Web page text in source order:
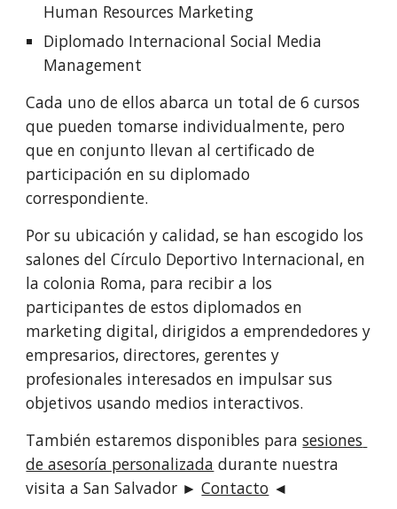
Human Resources Marketing
Diplomado Internacional Social Media
Management
Cada uno de ellos abarca un total de 6 cursos
que pueden tomarse individualmente, pero
que en conjunto llevan al certificado de
participación en su diplomado
correspondiente.
Por su ubicación y calidad, se han escogido los
salones del Círculo Deportivo Internacional, en
la colonia Roma, para recibir a los
participantes de estos diplomados en
marketing digital, dirigidos a emprendedores y
empresarios, directores, gerentes y
profesionales interesados en impulsar sus
objetivos usando medios interactivos.
También estaremos disponibles para sesiones
de asesoría personalizada durante nuestra
visita a San Salvador ► Contacto ◄